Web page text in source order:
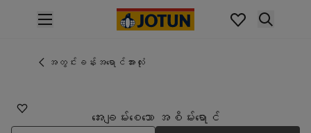
အတွင်းပိုင်းဆေးသုတ်ခြင်း
အိမ်အပြင်သုတ်ဆေးအမျိုးအစားများ
အရောင်များ
အတွင်းခန်းအရောင်အားလုံး
အေးချမ်းစေသော အစိမ်းရောင်